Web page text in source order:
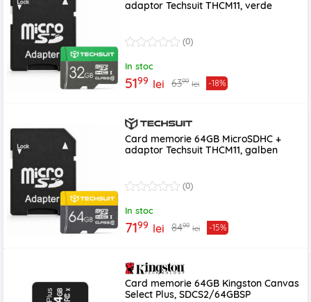
adaptor Techsuit THCM11, verde
(0)
In stoc
5199 lei 6399 lei -18%
Card memorie 64GB MicroSDHC +
adaptor Techsuit THCM11, galben
(0)
In stoc
7199 lei 8499 lei -15%
Card memorie 64GB Kingston Canvas
Select Plus, SDCS2/64GBSP